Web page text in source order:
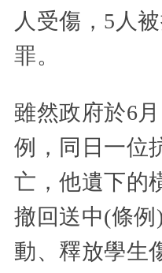
人受傷，5人
罪。
雖然政府於6
例，同日一位
亡，他遺下的
撤回送中(條
動、釋放學生